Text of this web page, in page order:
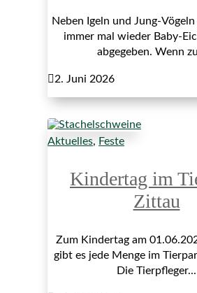
Neben Igeln und Jung-
immer mal wieder Baby-
abgegeben. Wenn
2. Juni 2026
Aktuelles, Feste
Kindertag im
Zittau
Zum Kindertag am
gibt es jede Menge im
Die Tierpfleger...